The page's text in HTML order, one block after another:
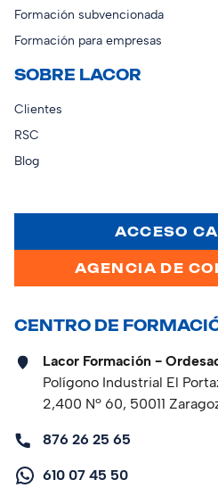
Formación subvencionada
Formación para empresas
SOBRE LACOR
Clientes
RSC
Blog
ACCESO
AGENCIA DE
CENTRO DE
Lacor Formación -
Polígono Industrial El
2,400 Nº 60, 50011
876 26 25 65
610 07 45 50